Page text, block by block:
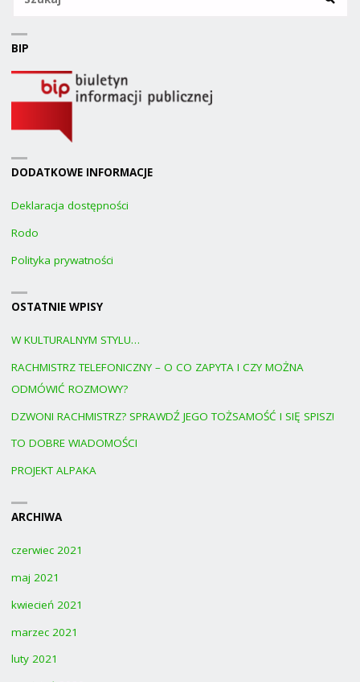
BIP
DODATKOWE INFORMACJE
Deklaracja dostępności
Rodo
Polityka prywatności
OSTATNIE WPISY
W KULTURALNYM STYLU…
RACHMISTRZ TELEFONICZNY – O CO ZAPYTA I CZY MOŻNA
ODMÓWIĆ ROZMOWY?
DZWONI RACHMISTRZ? SPRAWDŹ JEGO TOŻSAMOŚĆ I SIĘ SPISZ!
TO DOBRE WIADOMOŚCI
PROJEKT ALPAKA
ARCHIWA
czerwiec 2021
maj 2021
kwiecień 2021
marzec 2021
luty 2021